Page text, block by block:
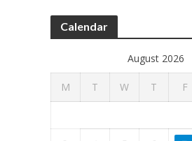
Calendar
August 2026
M T W T F